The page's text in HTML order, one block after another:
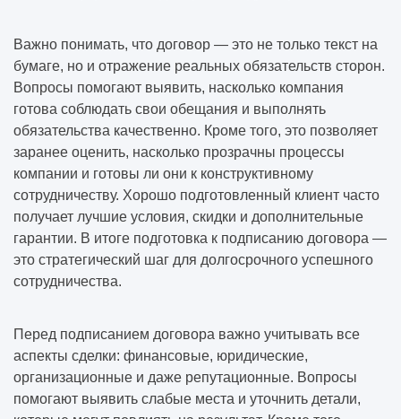
Важно понимать, что договор — это не только текст на
бумаге, но и отражение реальных обязательств сторон.
Вопросы помогают выявить, насколько компания
готова соблюдать свои обещания и выполнять
обязательства качественно. Кроме того, это позволяет
заранее оценить, насколько прозрачны процессы
компании и готовы ли они к конструктивному
сотрудничеству. Хорошо подготовленный клиент часто
получает лучшие условия, скидки и дополнительные
гарантии. В итоге подготовка к подписанию договора —
это стратегический шаг для долгосрочного успешного
сотрудничества.
Перед подписанием договора важно учитывать все
аспекты сделки: финансовые, юридические,
организационные и даже репутационные. Вопросы
помогают выявить слабые места и уточнить детали,